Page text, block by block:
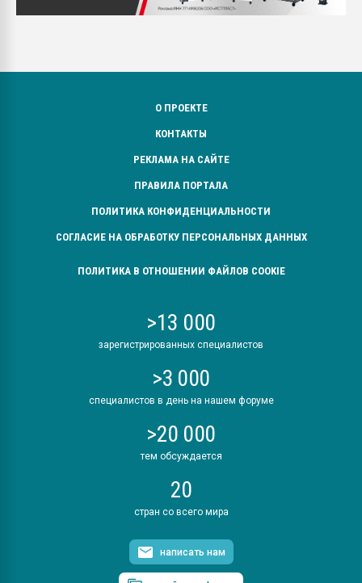
О ПРОЕКТЕ
КОНТАКТЫ
РЕКЛАМА НА САЙТЕ
ПРАВИЛА ПОРТАЛА
ПОЛИТИКА КОНФИДЕНЦИАЛЬНОСТИ
СОГЛАСИЕ НА ОБРАБОТКУ ПЕРСОНАЛЬНЫХ ДАННЫХ
ПОЛИТИКА В ОТНОШЕНИИ ФАЙЛОВ COOKIE
>13 000
зарегистрированных специалистов
>3 000
специалистов в день на нашем форуме
>20 000
тем обсуждается
20
стран со всего мира
написать нам